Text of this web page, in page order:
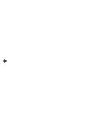
*